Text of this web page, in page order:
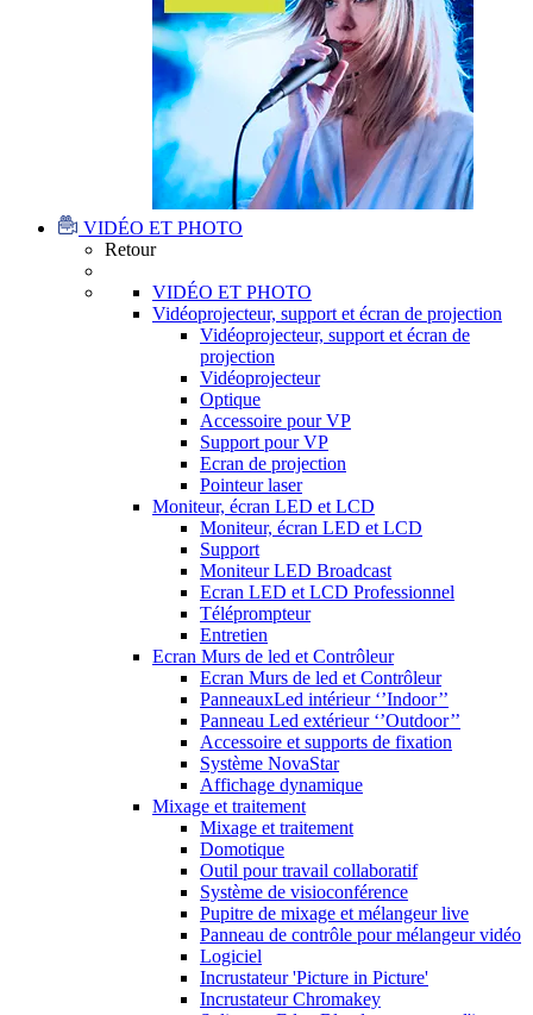
VIDÉO ET PHOTO
Retour
VIDÉO ET PHOTO
Vidéoprojecteur, support et écran de projection
Vidéoprojecteur, support et écran de
projection
Vidéoprojecteur
Optique
Accessoire pour VP
Support pour VP
Ecran de projection
Pointeur laser
Moniteur, écran LED et LCD
Moniteur, écran LED et LCD
Support
Moniteur LED Broadcast
Ecran LED et LCD Professionnel
Téléprompteur
Entretien
Ecran Murs de led et Contrôleur
Ecran Murs de led et Contrôleur
PanneauxLed intérieur ‘’Indoor’’
Panneau Led extérieur ‘’Outdoor’’
Accessoire et supports de fixation
Système NovaStar
Affichage dynamique
Mixage et traitement
Mixage et traitement
Domotique
Outil pour travail collaboratif
Système de visioconférence
Pupitre de mixage et mélangeur live
Panneau de contrôle pour mélangeur vidéo
Logiciel
Incrustateur 'Picture in Picture'
Incrustateur Chromakey